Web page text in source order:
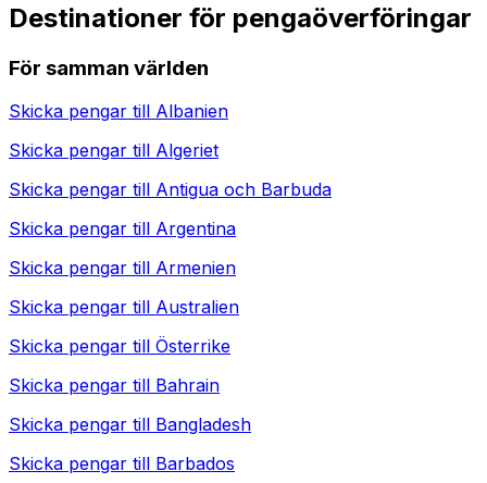
Destinationer för pengaöverföringar
För samman världen
Skicka pengar till Albanien
Skicka pengar till Algeriet
Skicka pengar till Antigua och Barbuda
Skicka pengar till Argentina
Skicka pengar till Armenien
Skicka pengar till Australien
Skicka pengar till Österrike
Skicka pengar till Bahrain
Skicka pengar till Bangladesh
Skicka pengar till Barbados